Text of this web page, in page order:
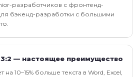
разработчиков с фронтенд-
бэкенд-разработки с большими
— настоящее преимущество
10–15% больше текста в Word, Excel,